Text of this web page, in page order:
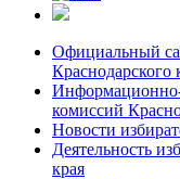
Официальный
Краснодарского
комиссий
Новости
Деятельность
края